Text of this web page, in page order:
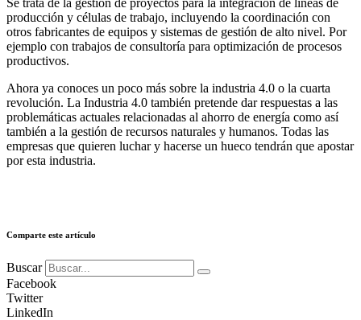
producción y células de trabajo, incluyendo la coordinación con
otros fabricantes de equipos y sistemas de gestión de alto nivel. Por
ejemplo con trabajos de consultoría para optimización de procesos
productivos.
Ahora ya conoces un poco más sobre la industria 4.0 o la cuarta
revolución. La Industria 4.0 también pretende dar respuestas a las
problemáticas actuales relacionadas al ahorro de energía como así
también a la gestión de recursos naturales y humanos. Todas las
empresas que quieren luchar y hacerse un hueco tendrán que apostar
por esta industria.
Comparte este artículo
Buscar
Facebook
Twitter
LinkedIn